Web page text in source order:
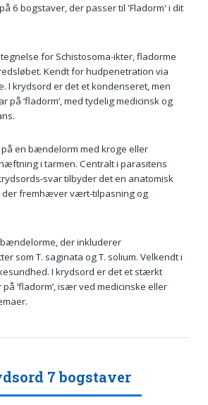
6 bogstaver, der passer til 'Fladorm' i dit
for Schistosoma-ikter, fladorme
Kendt for hudpenetration via
I krydsord er det et kondenseret, men
på ’fladorm’, med tydelig medicinsk og
på en bændelorm med kroge eller
i tarmen. Centralt i parasitens
svar tilbyder det en anatomisk
der fremhæver vært-tilpasning og
der inkluderer
som T. saginata og T. solium. Velkendt i
I krydsord er det et stærkt
’fladorm’, især ved medicinske eller
7 bogstaver